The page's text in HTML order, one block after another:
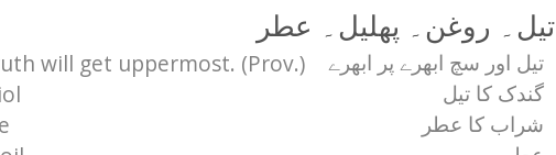
تیل۔ روغن۔ پھلیل۔ عطر
will get uppermost. (Prov.) تیل اور سچ ابھرے پر ابھرے
گندک کا تیل
شراب کا عطر